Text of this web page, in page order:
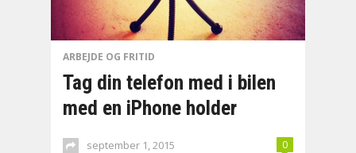
ARBEJDE OG FRITID
Tag din telefon med i bilen
med en iPhone holder
september 1, 2015 0